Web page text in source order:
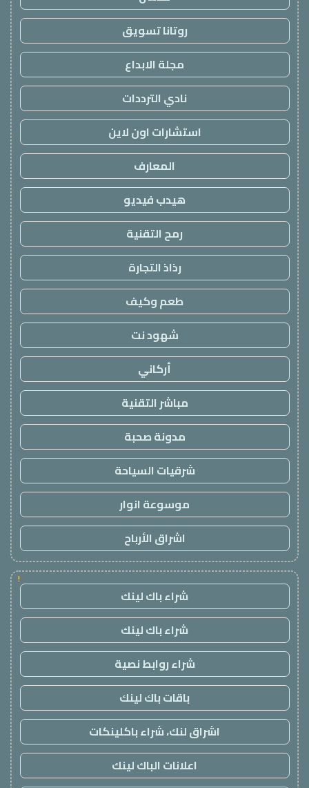
روتانا تسويق
مجلة الابداع
نادي الترددات
استشارات اون لاين
المعارف
هيدب فيديو
رمح التقنية
رذاذ التجارة
طعم وكيف
شهود نت
أركاني
مباشر التقنية
مدونة صحبة
شرقيات السياحة
موسوعة انوار
اشراق الأرباح
!
شراء باك لينك
شراء باك لينك
شراء روابط نصية
باقات باك لينك
اشراق لنك، شراء باكلينكات
اعلانات الباك لينك